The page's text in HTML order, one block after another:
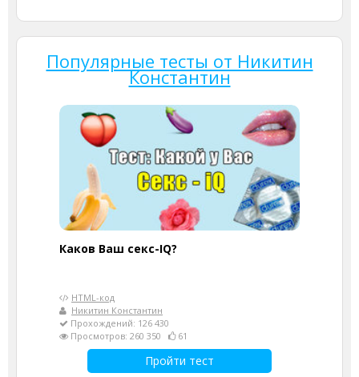
Популярные тесты от Никитин
Константин
Каков Ваш секс-IQ?
HTML-код
Никитин Константин
Прохождений: 126 430
Просмотров: 260 350
61
Пройти тест